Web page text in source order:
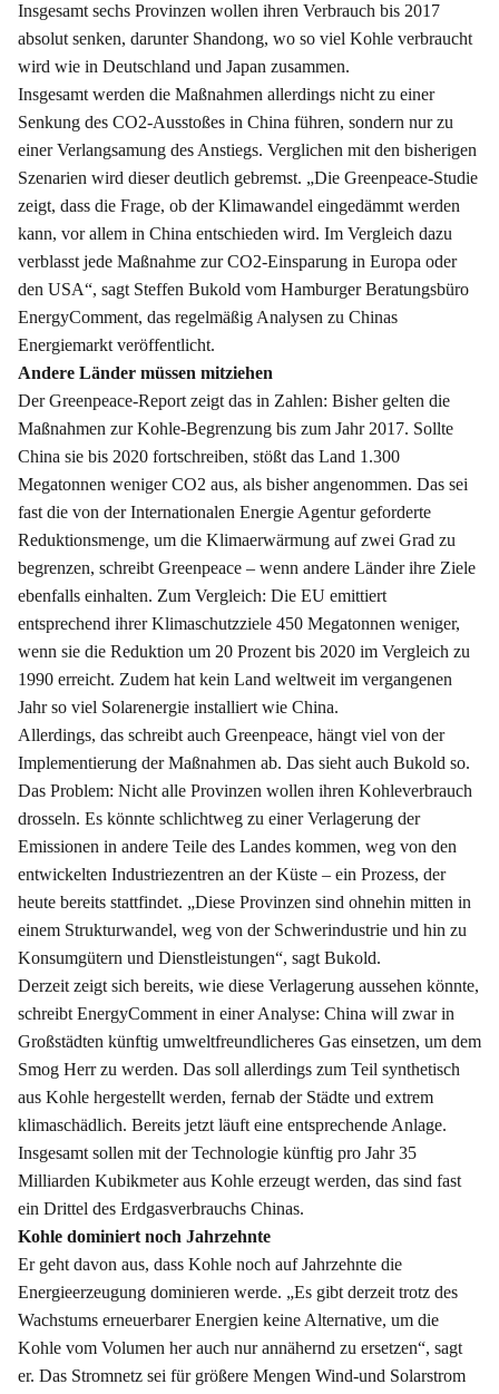
Insgesamt sechs Provinzen wollen ihren Verbrauch bis 2017
absolut senken, darunter Shandong, wo so viel Kohle verbraucht
wird wie in Deutschland und Japan zusammen.
Insgesamt werden die Maßnahmen allerdings nicht zu einer
Senkung des CO2-Ausstoßes in China führen, sondern nur zu
einer Verlangsamung des Anstiegs. Verglichen mit den bisherigen
Szenarien wird dieser deutlich gebremst. „Die Greenpeace-Studie
zeigt, dass die Frage, ob der Klimawandel eingedämmt werden
kann, vor allem in China entschieden wird. Im Vergleich dazu
verblasst jede Maßnahme zur CO2-Einsparung in Europa oder
den USA“, sagt Steffen Bukold vom Hamburger Beratungsbüro
EnergyComment, das regelmäßig Analysen zu Chinas
Energiemarkt veröffentlicht.
Andere Länder müssen mitziehen
Der Greenpeace-Report zeigt das in Zahlen: Bisher gelten die
Maßnahmen zur Kohle-Begrenzung bis zum Jahr 2017. Sollte
China sie bis 2020 fortschreiben, stößt das Land 1.300
Megatonnen weniger CO2 aus, als bisher angenommen. Das sei
fast die von der Internationalen Energie Agentur geforderte
Reduktionsmenge, um die Klimaerwärmung auf zwei Grad zu
begrenzen, schreibt Greenpeace – wenn andere Länder ihre Ziele
ebenfalls einhalten. Zum Vergleich: Die EU emittiert
entsprechend ihrer Klimaschutzziele 450 Megatonnen weniger,
wenn sie die Reduktion um 20 Prozent bis 2020 im Vergleich zu
1990 erreicht. Zudem hat kein Land weltweit im vergangenen
Jahr so viel Solarenergie installiert wie China.
Allerdings, das schreibt auch Greenpeace, hängt viel von der
Implementierung der Maßnahmen ab. Das sieht auch Bukold so.
Das Problem: Nicht alle Provinzen wollen ihren Kohleverbrauch
drosseln. Es könnte schlichtweg zu einer Verlagerung der
Emissionen in andere Teile des Landes kommen, weg von den
entwickelten Industriezentren an der Küste – ein Prozess, der
heute bereits stattfindet. „Diese Provinzen sind ohnehin mitten in
einem Strukturwandel, weg von der Schwerindustrie und hin zu
Konsumgütern und Dienstleistungen“, sagt Bukold.
Derzeit zeigt sich bereits, wie diese Verlagerung aussehen könnte,
schreibt EnergyComment in einer Analyse: China will zwar in
Großstädten künftig umweltfreundlicheres Gas einsetzen, um dem
Smog Herr zu werden. Das soll allerdings zum Teil synthetisch
aus Kohle hergestellt werden, fernab der Städte und extrem
klimaschädlich. Bereits jetzt läuft eine entsprechende Anlage.
Insgesamt sollen mit der Technologie künftig pro Jahr 35
Milliarden Kubikmeter aus Kohle erzeugt werden, das sind fast
ein Drittel des Erdgasverbrauchs Chinas.
Kohle dominiert noch Jahrzehnte
Er geht davon aus, dass Kohle noch auf Jahrzehnte die
Energieerzeugung dominieren werde. „Es gibt derzeit trotz des
Wachstums erneuerbarer Energien keine Alternative, um die
Kohle vom Volumen her auch nur annähernd zu ersetzen“, sagt
er. Das Stromnetz sei für größere Mengen Wind-und Solarstrom